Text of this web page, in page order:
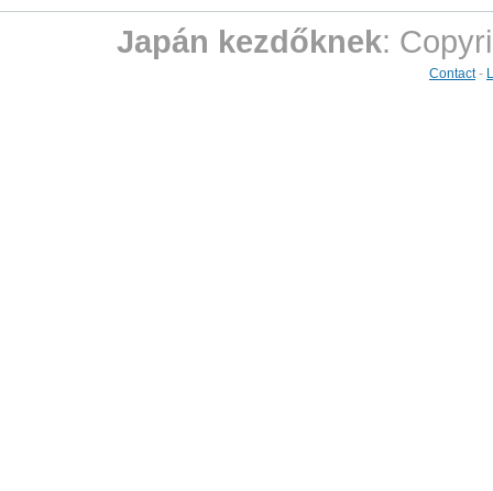
Japán kezdőknek:
Contact-